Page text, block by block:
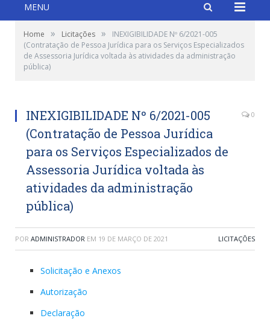
MENU
Home » Licitações »
INEXIGIBILIDADE Nº 6/2021-005
(Contratação de Pessoa Jurídica para os Serviços Especializados
de Assessoria Jurídica voltada às atividades da administração
pública)
INEXIGIBILIDADE Nº 6/2021-005
(Contratação de Pessoa Jurídica
para os Serviços Especializados de
Assessoria Jurídica voltada às
atividades da administração
pública)
0
POR ADMINISTRADOR EM 19 DE MARÇO DE 2021 LICITAÇÕES
Solicitação e Anexos
Autorização
Declaração